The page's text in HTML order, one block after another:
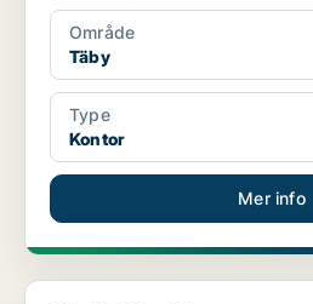
Område
Täby
Type
Kontor
Mer info
Klinik i Huddinge